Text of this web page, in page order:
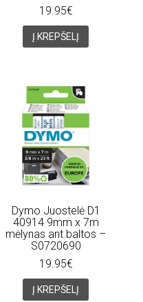
19.95€
Į KREPŠELĮ
Dymo Juostelė D1
40914 9mm x 7m
mėlynas ant baltos –
S0720690
19.95€
Į KREPŠELĮ